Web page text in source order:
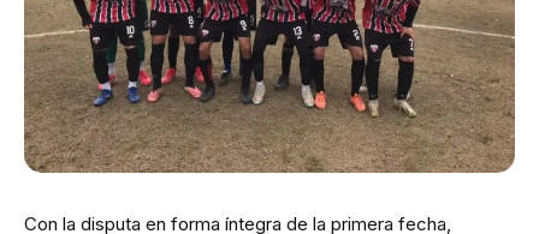
Con la disputa en forma íntegra de la primera fecha,